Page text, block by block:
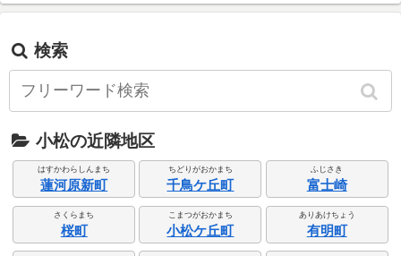
検索
小松の近隣地区
はすかわらしんまち
蓮河原新町
ちどりがおかまち
千鳥ケ丘町
ふじさき
富士崎
さくらまち
桜町
こまつがおかまち
小松ケ丘町
ありあけちょう
有明町